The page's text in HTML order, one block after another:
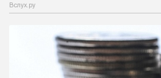
Вслух.ру